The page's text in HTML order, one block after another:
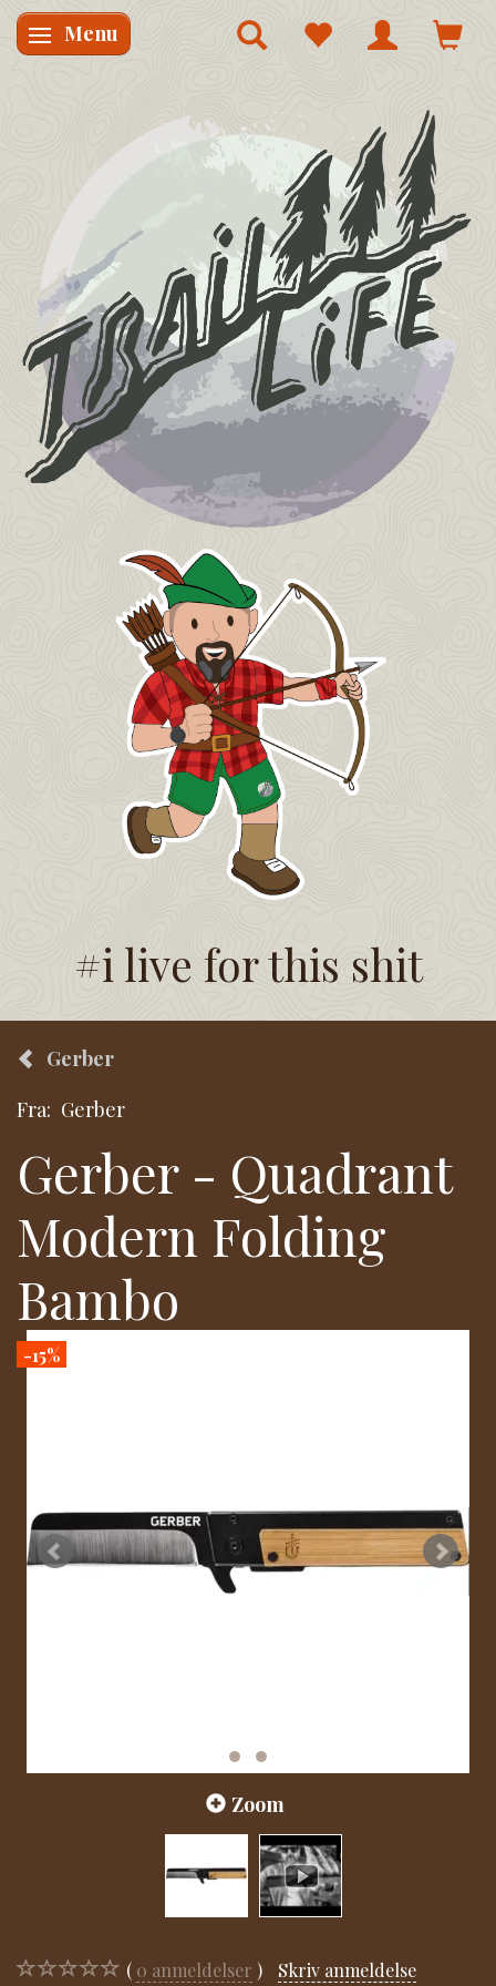
Skifte navigation
Menu
#i live for this shit
Gerber
Fra: Gerber
Gerber - Quadrant
Modern Folding
Bambo
-15%
Zoom
0 anmeldelser Skriv anmeldelse